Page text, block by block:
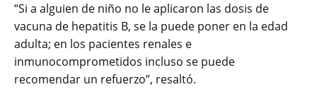
“Si a alguien de niño no le aplicaron las dosis de
vacuna de hepatitis B, se la puede poner en la edad
adulta; en los pacientes renales e
inmunocomprometidos incluso se puede
recomendar un refuerzo”, resaltó.